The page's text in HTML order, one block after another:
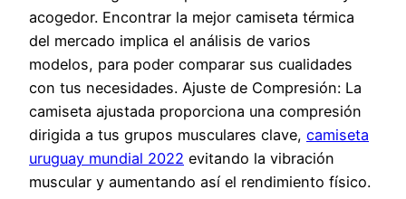
acogedor. Encontrar la mejor camiseta térmica
del mercado implica el análisis de varios
modelos, para poder comparar sus cualidades
con tus necesidades. Ajuste de Compresión: La
camiseta ajustada proporciona una compresión
dirigida a tus grupos musculares clave, camiseta
uruguay mundial 2022 evitando la vibración
muscular y aumentando así el rendimiento físico.